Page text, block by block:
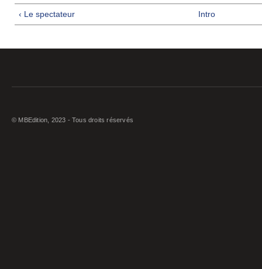
‹ Le spectateur Intro
© MBEdition, 2023 - Tous droits réservés